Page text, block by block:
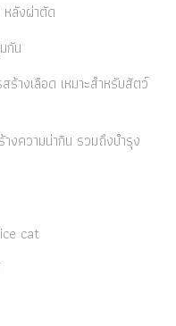
ลังผ่าตัด
กัน
ร้างเลือด เหมาะสำหรับสัตว์
งความน่ากิน รวมถึงบำรุง
cat